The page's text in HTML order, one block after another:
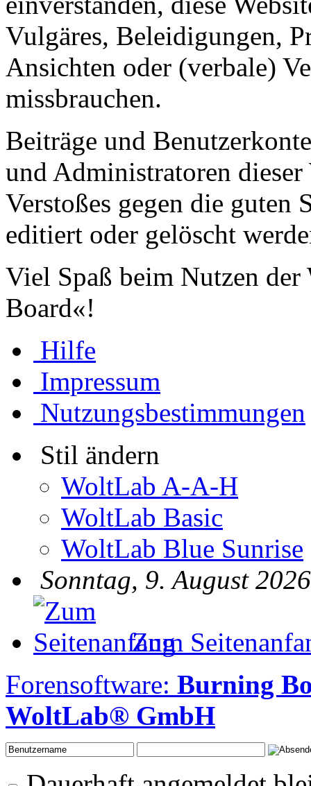
Vulgäres, Beleidigungen,
Ansichten oder (verbale)
missbrauchen.
Beiträge und
und Administratoren dieser
Verstoßes gegen die guten
editiert oder gelöscht
Viel Spaß beim Nutzen
Board«!
Hilfe
Impressum
Nutzungsbestimmungen
Stil ändern
WoltLab A-A-H
WoltLab Basic
WoltLab Blue Sunrise
Sonntag, 9. August
Zum
Forensoftware: Burning
WoltLab® GmbH